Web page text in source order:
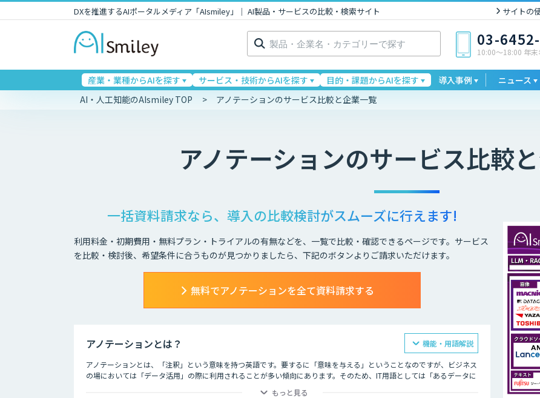
DXを推進するAIポータルメディア「AIsmiley」｜ AI製品・サービスの比較・検索サイト サイトの
検
索: 03-
10:00〜18:00 年末
産業・業種からAIを探す サービス・技術からAIを探す 目的・課題からAIを探す 導入事例 ニュース
AI・人工知能のAIsmiley TOP アノテーションのサービス比較と企業一覧
アノテーションのサービス比較
一括資料請求なら、導入の比較検討がスムーズに行えます!
利用料金・初期費用・無料プラン・トライアルの有無などを、一覧で比較・確認できるページです。サービス
を比較・検討後、希望条件に合うものが見つかりましたら、下記のボタンよりご請求いただけます。
無料でアノテーションを全て資料請求する
アノテーションとは？
アノテーションとは、「注釈」という意味を持つ英語です。要するに「意味を与える」ということなのですが、ビジネス
の場においては「データ活用」の際に利用されることが多い傾向にあります。そのため、IT用語としては「あるデータに
もっと見る
機能・用語解説